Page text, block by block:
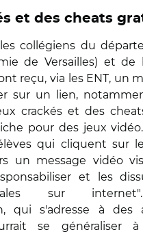
et des cheats
collégiens du
de Versailles) et de
reçu, via les ENT, un
sur un lien,
crackés et des
pour des jeux
qui cliquent sur
un message vidéo
et les
sur
qui s'adresse à des
se généraliser